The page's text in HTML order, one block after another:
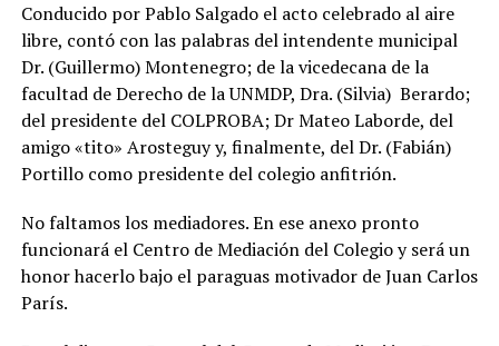
Conducido por Pablo Salgado el acto celebrado al aire
libre, contó con las palabras del intendente municipal
Dr. (Guillermo) Montenegro; de la vicedecana de la
facultad de Derecho de la UNMDP, Dra. (Silvia) Berardo;
del presidente del COLPROBA; Dr Mateo Laborde, del
amigo «tito» Arosteguy y, finalmente, del Dr. (Fabián)
Portillo como presidente del colegio anfitrión.
No faltamos los mediadores. En ese anexo pronto
funcionará el Centro de Mediación del Colegio y será un
honor hacerlo bajo el paraguas motivador de Juan Carlos
París.